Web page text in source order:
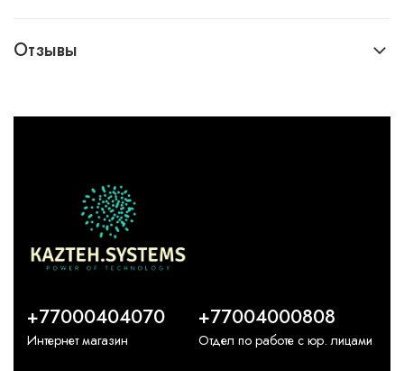
Отзывы
+77000404070
Интернет магазин
+77004000808
Отдел по работе с юр. лицами